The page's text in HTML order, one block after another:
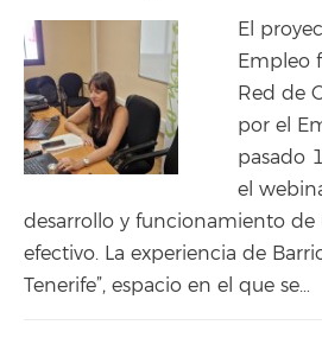
El
Empleo
Red de
por el
pasado
el
desarrollo y funcionamiento
efectivo. La experiencia de
Tenerife”, espacio en el que se…